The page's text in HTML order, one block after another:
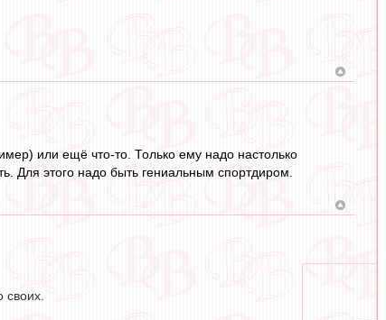
или ещё что-то. Только ему надо настолько
Для этого надо быть гениальным спортдиром.
своих.